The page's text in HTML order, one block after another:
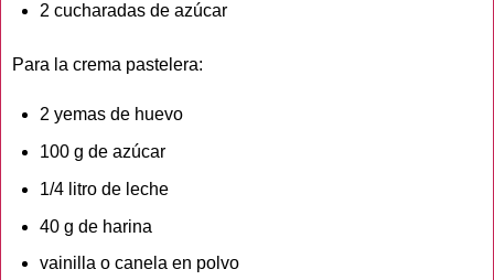
2 cucharadas de azúcar
Para la crema pastelera:
2 yemas de huevo
100 g de azúcar
1/4 litro de leche
40 g de harina
vainilla o canela en polvo